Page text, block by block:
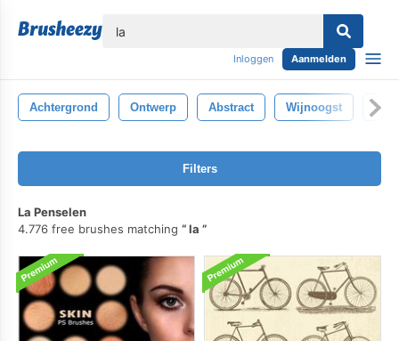
Inloggen Aanmelden
Achtergrond Ontwerp Abstract Wijnoogst
Filters
La Penselen
4.776 free brushes matching
la